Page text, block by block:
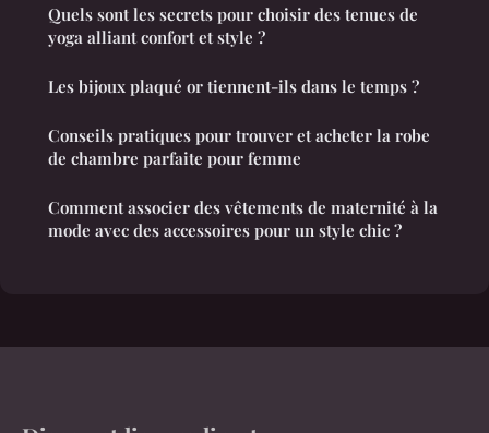
Quels sont les secrets pour choisir des tenues de
yoga alliant confort et style ?
Les bijoux plaqué or tiennent-ils dans le temps ?
Conseils pratiques pour trouver et acheter la robe
de chambre parfaite pour femme
Comment associer des vêtements de maternité à la
mode avec des accessoires pour un style chic ?